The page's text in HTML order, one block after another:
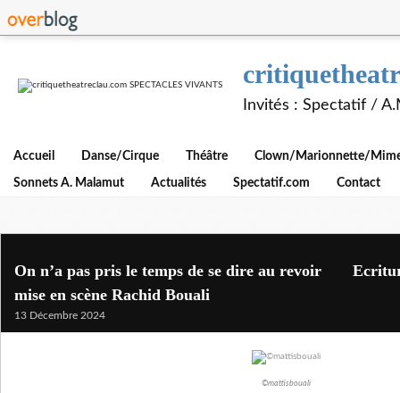
Invités : Spectatif /
Accueil Danse/Cirque Théâtre Clown/Marionnette/
Sonnets A. Malamut Actualités Spectatif.com Contact
On n’a pas pris le temps de se dire au revoir
mise en scène Rachid Bouali
13 Décembre 2024
©mattisbouali